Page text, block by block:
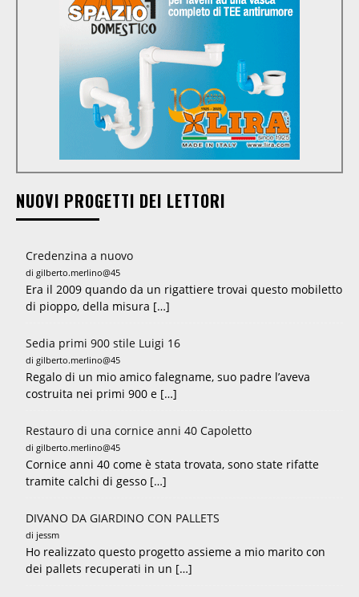
NUOVI PROGETTI DEI LETTORI
Credenzina a nuovo
di gilberto.merlino@45
Era il 2009 quando da un rigattiere trovai questo mobiletto
di pioppo, della misura […]
Sedia primi 900 stile Luigi 16
di gilberto.merlino@45
Regalo di un mio amico falegname, suo padre l’aveva
costruita nei primi 900 e […]
Restauro di una cornice anni 40 Capoletto
di gilberto.merlino@45
Cornice anni 40 come è stata trovata, sono state rifatte
tramite calchi di gesso […]
DIVANO DA GIARDINO CON PALLETS
di jessm
Ho realizzato questo progetto assieme a mio marito con
dei pallets recuperati in un […]